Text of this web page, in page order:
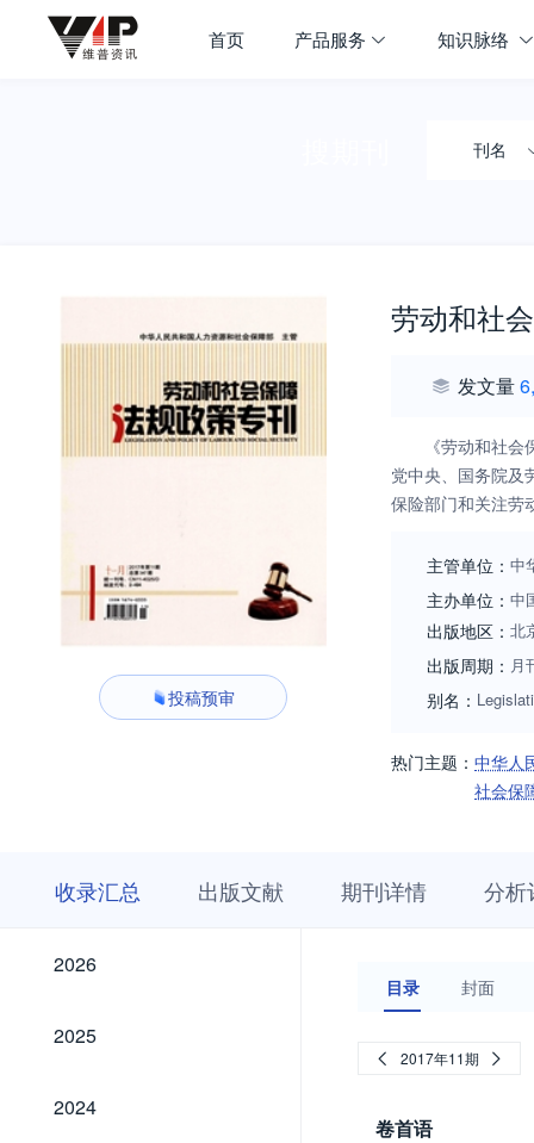
首页 产品服务 知识脉络
刊名
投稿预审
劳动和社
发文量
《劳动和社
党中央、国务院及
保险部门和关注劳
主管单位： 中
主办单位： 中
出版地区： 北
出版周期： 月
别名：
热门主题： 中华人
社会保
收录汇总 出版文献 期刊详情 分析
2026
2026
2025
2025
2024
2024
目录 封面
2017年11期
卷首语